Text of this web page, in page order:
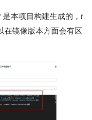
本项目构建生成的，r
在镜像版本方面会有区